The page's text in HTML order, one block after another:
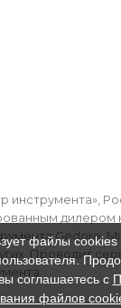
дилером
Gedore,
Проводит
файлы
соглашаетесь с
файлов